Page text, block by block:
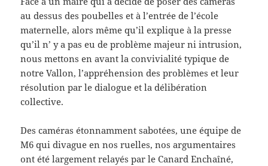
au dessus des poubelles et à l’entrée de l’école
maternelle, alors même qu’il explique à la presse
qu’il n’ y a pas eu de problème majeur ni intrusion,
nous mettons en avant la convivialité typique de
notre Vallon, l’appréhension des problèmes et leur
résolution par le dialogue et la délibération
collective.
Des caméras étonnamment sabotées, une équipe de
M6 qui divague en nos ruelles, nos argumentaires
ont été largement relayés par le Canard Enchaîné,